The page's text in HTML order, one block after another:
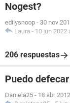
Nogest?
edilysnoop - 30 nov
Laura - 10 jun 2022
206 respuestas
Puedo
Daniela25 - 18 abr